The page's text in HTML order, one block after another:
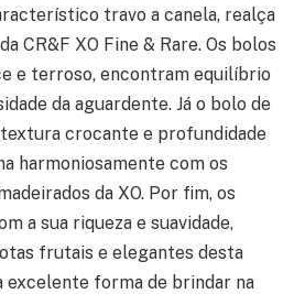
travo a canela, realça
CR&F XO Fine & Rare. Os bolos
e terroso, encontram equilíbrio
da aguardente. Já o bolo de
crocante e profundidade
harmoniosamente com os
da XO. Por fim, os
a sua riqueza e suavidade,
frutais e elegantes desta
excelente forma de brindar na